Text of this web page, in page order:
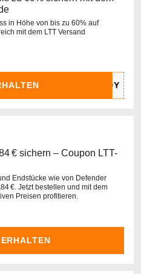
in Höhe von bis zu 60% auf
mit dem LTT Versand
€ sichern – Coupon LTT-
Endstücke wie von Defender
€. Jetzt bestellen und mit dem
Preisen profitieren.